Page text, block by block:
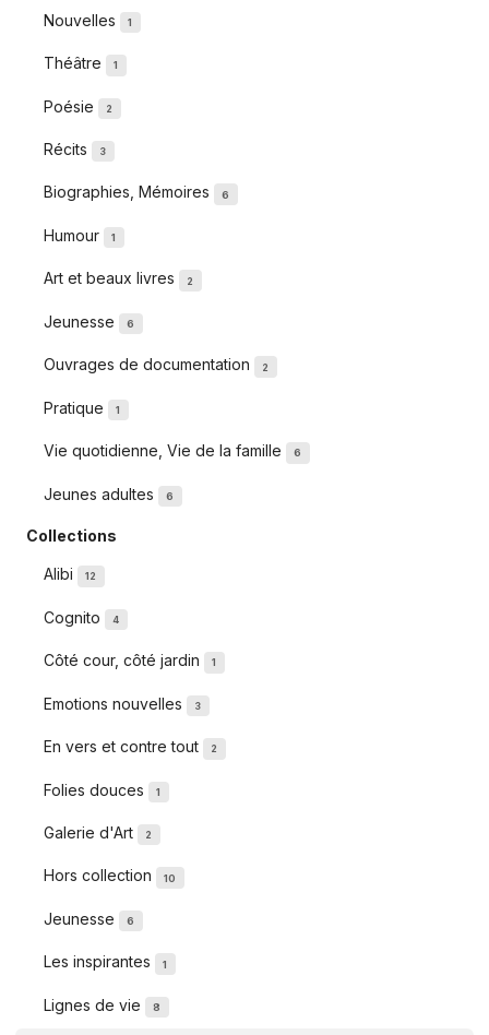
Nouvelles 1
Théâtre 1
Poésie 2
Récits 3
Biographies, Mémoires 6
Humour 1
Art et beaux livres 2
Jeunesse 6
Ouvrages de documentation 2
Pratique 1
Vie quotidienne, Vie de la famille 6
Jeunes adultes 6
Collections
Alibi 12
Cognito 4
Côté cour, côté jardin 1
Emotions nouvelles 3
En vers et contre tout 2
Folies douces 1
Galerie d'Art 2
Hors collection 10
Jeunesse 6
Les inspirantes 1
Lignes de vie 8